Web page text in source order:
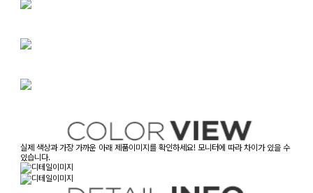
실제 색상과 가장 가까운 아래 제품이미지를 확인하세요! 모니터에 따라 차이가 있을 수
있습니다.